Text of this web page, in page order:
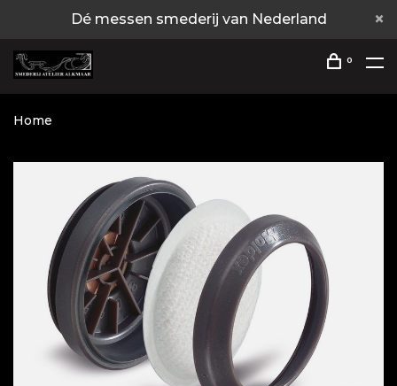
Dé messen smederij van Nederland
0
Home